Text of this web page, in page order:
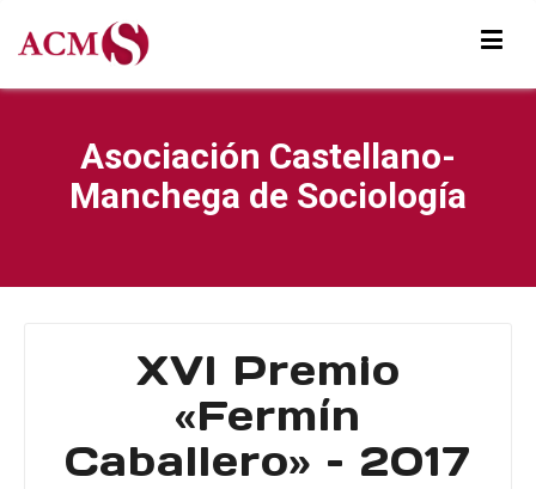
Asociación Castellano-
Manchega de Sociología
XVI Premio
«Fermín
Caballero» – 2017